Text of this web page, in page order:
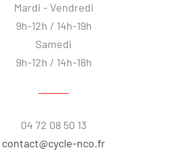
Mardi - Vendredi
9h-12h / 14h-19h
Samedi
9h-12h / 14h-18h
04 72 08 50 13
contact@cycle-nco.fr